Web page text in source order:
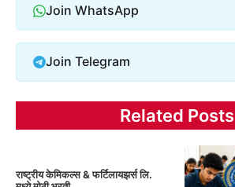
Join WhatsApp
Join Telegram
Related Posts
राष्ट्रीय केमिकल्स & फर्टिलायझर्स लि.